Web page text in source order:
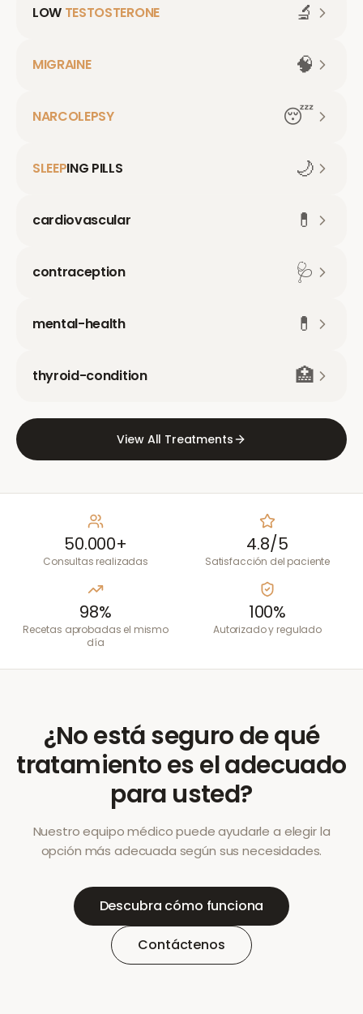
LOW TESTOSTERONE 🔬
MIGRAINE 🧠
NARCOLEPSY 😴
SLEEPING PILLS 🌙
cardiovascular 💊
contraception 🩺
mental-health 💊
thyroid-condition 🏥
View All Treatments
50.000+
Consultas realizadas
4.8/5
Satisfacción del paciente
98%
Recetas aprobadas el mismo
día
100%
Autorizado y regulado
¿No está seguro de qué
tratamiento es el adecuado
para usted?
Nuestro equipo médico puede ayudarle a elegir la
opción más adecuada según sus necesidades.
Descubra cómo funciona
Contáctenos